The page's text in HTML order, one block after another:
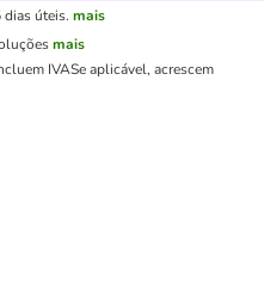
dias úteis. mais
mais
IVASe aplicável, acrescem